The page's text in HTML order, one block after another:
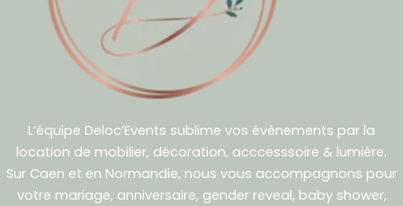
L’équipe Deloc’Events sublime vos évènements par la
location de mobilier, décoration, acccesssoire & lumière.
Sur Caen et en Normandie, nous vous accompagnons pour
votre mariage, anniversaire, gender reveal, baby shower,